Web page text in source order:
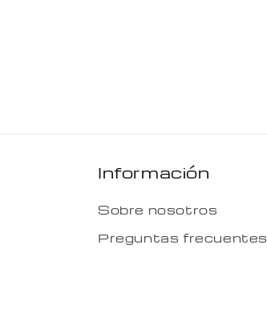
Información
Sobre nosotros
Preguntas frecuentes